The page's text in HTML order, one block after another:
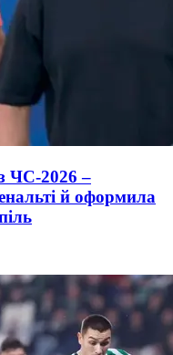
ЧС-2026 –
й оформила